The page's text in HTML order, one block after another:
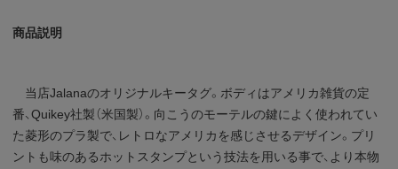
商品説明
当店Jalanaのオリジナルキータグ。ボディはアメリカ雑貨の定
番、Quikey社製（米国製）。向こうのモーテルの鍵によく使われてい
た菱形のプラ製で、レトロなアメリカを感じさせるデザイン。プリ
ントも味のあるホットスタンプという技法を用いる事で、より本物